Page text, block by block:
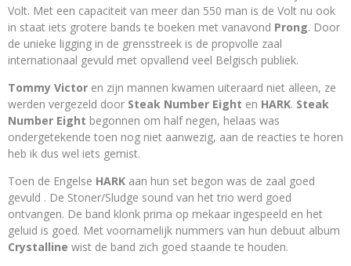
Volt. Met een capaciteit van meer dan 550 man is de Volt nu ook
in staat iets grotere bands te boeken met vanavond Prong. Door
de unieke ligging in de grensstreek is de propvolle zaal
internationaal gevuld met opvallend veel Belgisch publiek.
Tommy Victor en zijn mannen kwamen uiteraard niet alleen, ze
werden vergezeld door Steak Number Eight en HARK. Steak
Number Eight begonnen om half negen, helaas was
ondergetekende toen nog niet aanwezig, aan de reacties te horen
heb ik dus wel iets gemist.
Toen de Engelse HARK aan hun set begon was de zaal goed
gevuld . De Stoner/Sludge sound van het trio werd goed
ontvangen. De band klonk prima op mekaar ingespeeld en het
geluid is goed. Met voornamelijk nummers van hun debuut album
Crystalline wist de band zich goed staande te houden.